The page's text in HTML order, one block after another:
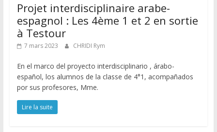
Projet interdisciplinaire arabe-
espagnol : Les 4ème 1 et 2 en sortie
à Testour
7 mars 2023 CHRIDI Rym
En el marco del proyecto interdisciplinario , árabo-
español, los alumnos de la classe de 4°1, acompañados
por sus profesores, Mme.
Lire la suite